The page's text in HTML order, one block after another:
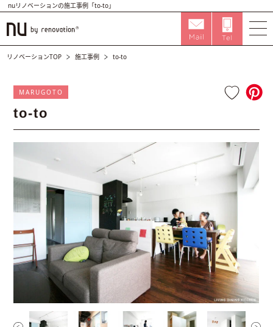
nuリノベーションの施工事例「to-to」
リノベーションTOP 施工事例 to-to
MARUGOTO
to-to